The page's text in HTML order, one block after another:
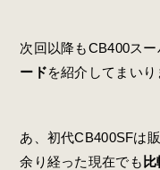
次回以降もCB400ス
ードを紹介してまいり
あ、初代CB400SFは
余り経った現在でも